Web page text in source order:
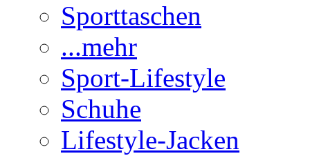
Sporttaschen
...mehr
Sport-Lifestyle
Schuhe
Lifestyle-Jacken